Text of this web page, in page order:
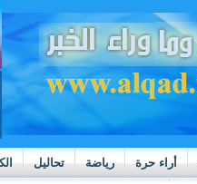
أراء حرة رياضة تحاليل